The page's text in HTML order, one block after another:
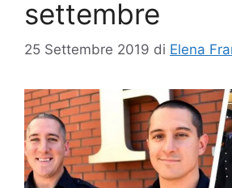
settembre
25 Settembre 2019 di Elena